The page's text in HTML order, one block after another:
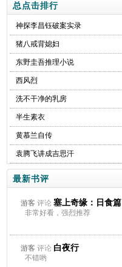
总点击排行
神探李昌钰破案实录
猪八戒背媳妇
东野圭吾推理小说
西风烈
洗不干净的乳房
半生素衣
黄慕兰自传
袁腾飞讲成吉思汗
最新书评
游客 评论 塞上奇缘：日食篇
非常好看，强烈推荐
游客 评论 白夜行
不错哟